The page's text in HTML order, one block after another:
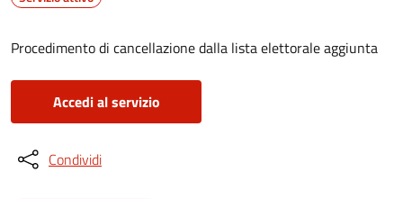
Procedimento di cancellazione dalla lista elettorale aggiunta
Accedi al servizio
Condividi